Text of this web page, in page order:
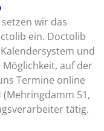
wir das
ein. Doctolib
und
auf der
Termine online
51,
tätig.